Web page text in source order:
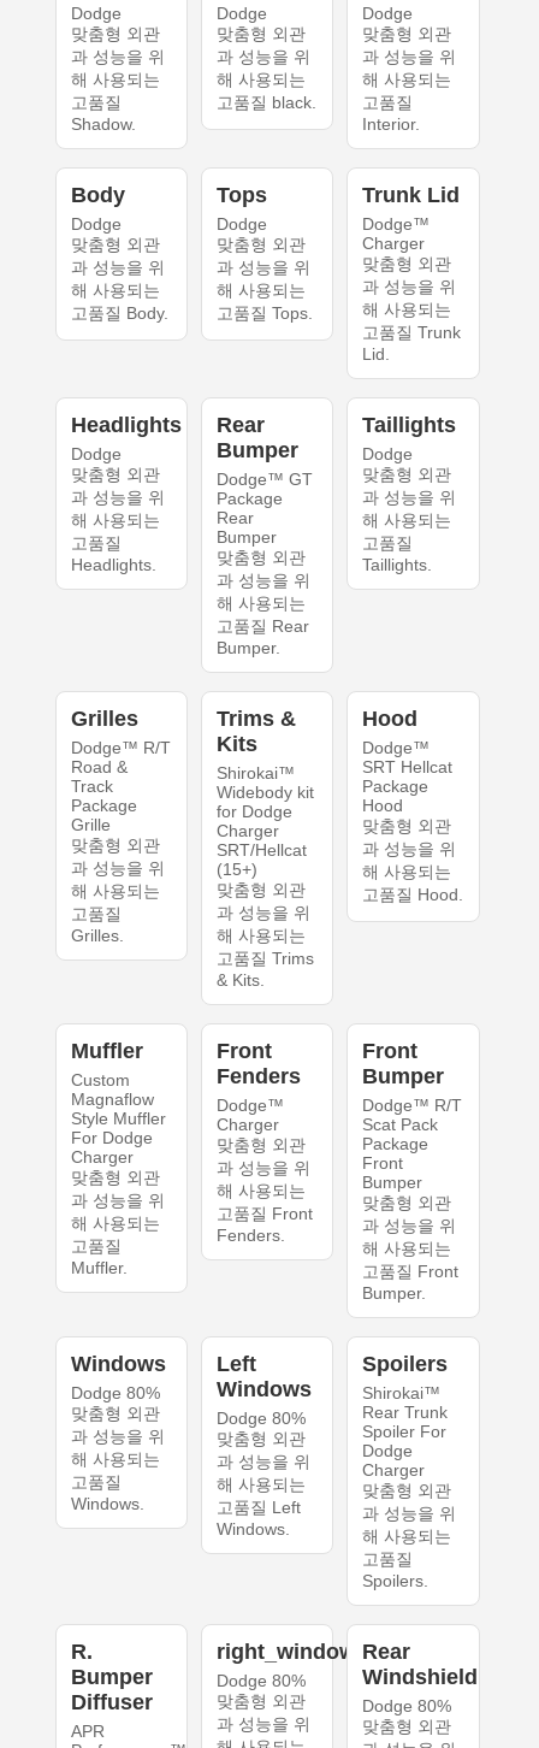
Dodge
맞춤형 외관
과 성능을 위
해 사용되는
고품질
Shadow.
Dodge
맞춤형 외관
과 성능을 위
해 사용되는
고품질 black.
Dodge
맞춤형 외관
과 성능을 위
해 사용되는
고품질
Interior.
Body
Dodge
맞춤형 외관
과 성능을 위
해 사용되는
고품질 Body.
Tops
Dodge
맞춤형 외관
과 성능을 위
해 사용되는
고품질 Tops.
Trunk Lid
Dodge™
Charger
맞춤형 외관
과 성능을 위
해 사용되는
고품질 Trunk
Lid.
Headlights
Dodge
맞춤형 외관
과 성능을 위
해 사용되는
고품질
Headlights.
Rear
Bumper
Dodge™ GT
Package
Rear
Bumper
맞춤형 외관
과 성능을 위
해 사용되는
고품질 Rear
Bumper.
Taillights
Dodge
맞춤형 외관
과 성능을 위
해 사용되는
고품질
Taillights.
Grilles
Dodge™ R/T
Road &
Track
Package
Grille
맞춤형 외관
과 성능을 위
해 사용되는
고품질
Grilles.
Trims &
Kits
Shirokai™
Widebody kit
for Dodge
Charger
SRT/Hellcat
(15+)
맞춤형 외관
과 성능을 위
해 사용되는
고품질 Trims
& Kits.
Hood
Dodge™
SRT Hellcat
Package
Hood
맞춤형 외관
과 성능을 위
해 사용되는
고품질 Hood.
Muffler
Custom
Magnaflow
Style Muffler
For Dodge
Charger
맞춤형 외관
과 성능을 위
해 사용되는
고품질
Muffler.
Front
Fenders
Dodge™
Charger
맞춤형 외관
과 성능을 위
해 사용되는
고품질 Front
Fenders.
Front
Bumper
Dodge™ R/T
Scat Pack
Package
Front
Bumper
맞춤형 외관
과 성능을 위
해 사용되는
고품질 Front
Bumper.
Windows
Dodge 80%
맞춤형 외관
과 성능을 위
해 사용되는
고품질
Windows.
Left
Windows
Dodge 80%
맞춤형 외관
과 성능을 위
해 사용되는
고품질 Left
Windows.
Spoilers
Shirokai™
Rear Trunk
Spoiler For
Dodge
Charger
맞춤형 외관
과 성능을 위
해 사용되는
고품질
Spoilers.
R.
Bumper
Diffuser
APR
right_windows
Dodge 80%
맞춤형 외관
과 성능을 위
Rear
Windshield
Dodge 80%
맞춤형 외관